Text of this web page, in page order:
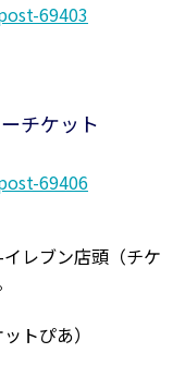
69403
チケット
69406
レブン店頭（チケ
トぴあ）